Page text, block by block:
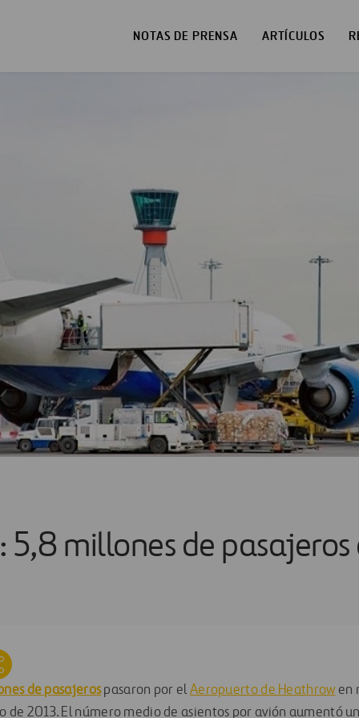
NOTAS DE PRENSA ARTÍCULOS
5,8 millones de
de pasajerospasaron por elAeropuerto de Heathrowen
de 2013. El número medio de asientos por avión aumentó